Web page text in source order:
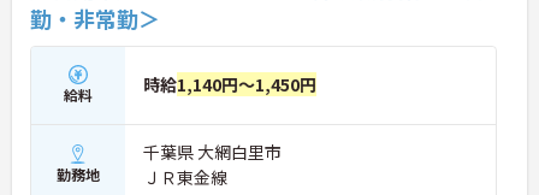
勤・非常勤＞
給料 時給1,140円～1,450円
勤務地
千葉県 大網白里市
ＪＲ東金線